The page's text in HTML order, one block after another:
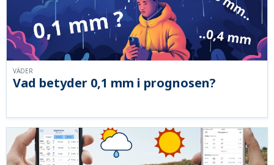
Vad betyder 0,1 mm i prognosen?
VÄDER